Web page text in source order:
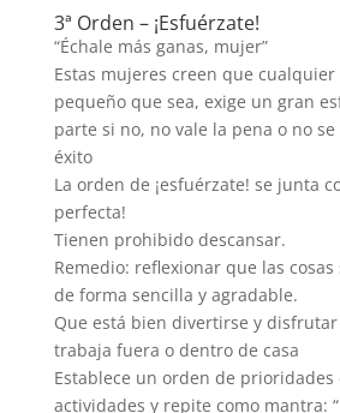
3ª Orden – ¡Esfuérzate!
“Échale más ganas, mujer”
Estas mujeres creen que
pequeño que sea, exige un gran
parte si no, no vale la pena o no se
éxito
La orden de ¡esfuérzate! se junta
perfecta!
Tienen prohibido descansar.
Remedio: reflexionar que las
de forma sencilla y agradable.
Que está bien divertirse y
trabaja fuera o dentro de casa
Establece un orden de prioridades
actividades y repite como mantra: